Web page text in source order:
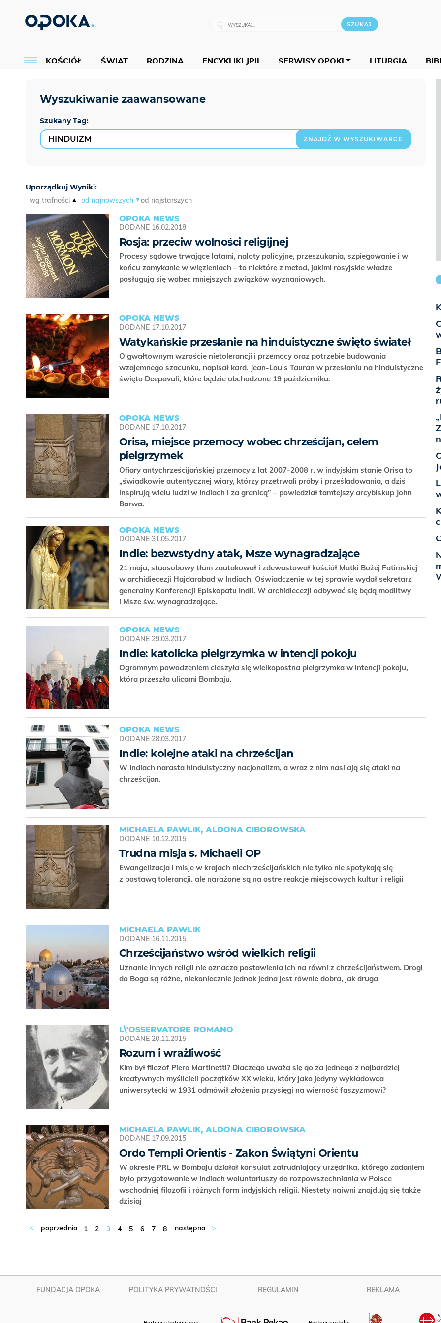
KOŚCIÓŁ ŚWIAT RODZINA ENCYKLIKI JPII SERWISY OPOKI LITURGIA
Szukany Tag:
ZNAJDŹ W WYSZUKIWARCE
Uporządkuj Wyniki:
wg trafności
od najnowszych od najstarszych
OPOKA NEWS
DODANE 16.02.2018
Rosja: przeciw wolności religijnej
Procesy sądowe trwające latami, naloty policyjne, przeszukania, szpiegowanie i w
końcu zamykanie w więzieniach – to niektóre z metod, jakimi rosyjskie władze
posługują się wobec mniejszych związków wyznaniowych.
OPOKA NEWS
DODANE 17.10.2017
Watykańskie przesłanie na hinduistyczne święto świateł
O gwałtownym wzroście nietolerancji i przemocy oraz potrzebie budowania
wzajemnego szacunku, napisał kard. Jean-Louis Tauran w przesłaniu na hinduistyczne
święto Deepavali, które będzie obchodzone 19 października.
OPOKA NEWS
DODANE 17.10.2017
Orisa, miejsce przemocy wobec chrześcijan, celem
pielgrzymek
Ofiary antychrześcijańskiej przemocy z lat 2007-2008 r. w indyjskim stanie Orisa to
„świadkowie autentycznej wiary, którzy przetrwali próby i prześladowania, a dziś
inspirują wielu ludzi w Indiach i za granicą” – powiedział tamtejszy arcybiskup John
Barwa.
OPOKA NEWS
DODANE 31.05.2017
Indie: bezwstydny atak, Msze wynagradzające
21 maja, stuosobowy tłum zaatakował i zdewastował kościół Matki Bożej Fatimskiej
w archidiecezji Hajdarabad w Indiach. Oświadczenie w tej sprawie wydał sekretarz
generalny Konferencji Episkopatu Indii. W archidiecezji odbywać się będą modlitwy
i Msze św. wynagradzające.
OPOKA NEWS
DODANE 29.03.2017
Indie: katolicka pielgrzymka w intencji pokoju
Ogromnym powodzeniem cieszyła się wielkopostna pielgrzymka w intencji pokoju,
która przeszła ulicami Bombaju.
OPOKA NEWS
DODANE 28.03.2017
Indie: kolejne ataki na chrześcijan
W Indiach narasta hinduistyczny nacjonalizm, a wraz z nim nasilają się ataki na
chrześcijan.
MICHAELA PAWLIK, ALDONA CIBOROWSKA
DODANE 10.12.2015
Trudna misja s. Michaeli OP
Ewangelizacja i misje w krajach niechrześcijańskich nie tylko nie spotykają się
z postawą tolerancji, ale narażone są na ostre reakcje miejscowych kultur i religii
MICHAELA PAWLIK
DODANE 16.11.2015
Chrześcijaństwo wśród wielkich religii
Uznanie innych religii nie oznacza postawienia ich na równi z chrześcijaństwem. Drogi
do Boga są różne, niekoniecznie jednak jedna jest równie dobra, jak druga
L\'OSSERVATORE ROMANO
DODANE 20.11.2015
Rozum i wrażliwość
Kim był filozof Piero Martinetti? Dlaczego uważa się go za jednego z najbardziej
kreatywnych myślicieli początków XX wieku, który jako jedyny wykładowca
uniwersytecki w 1931 odmówił złożenia przysięgi na wierność faszyzmowi?
MICHAELA PAWLIK, ALDONA CIBOROWSKA
DODANE 17.09.2015
Ordo Templi Orientis - Zakon Świątyni Orientu
W okresie PRL w Bombaju działał konsulat zatrudniający urzędnika, którego zadaniem
było przygotowanie w Indiach woluntariuszy do rozpowszechniania w Polsce
wschodniej filozofii i różnych form indyjskich religii. Niestety naiwni znajdują się także
dzisiaj
1 2 3 4 5 6 7 8
FUNDACJA OPOKA POLITYKA PRYWATNOŚCI REGULAMIN REKLAMA